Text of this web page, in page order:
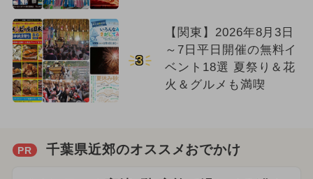
3
【関東】2026年8月3日
～7日平日開催の無料イ
ベント18選 夏祭り＆花
火＆グルメも満喫
PR 千葉県近郊のオススメおでかけ